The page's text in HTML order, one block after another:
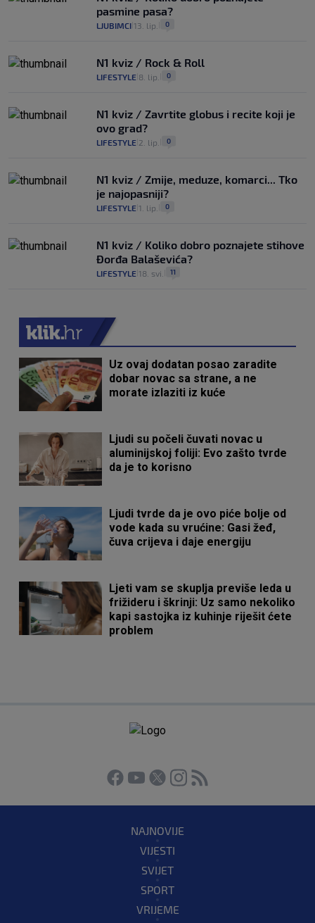
pasmine pasa?
LJUBIMCI 13. lip. 0
N1 kviz / Rock & Roll
LIFESTYLE 8. lip. 0
N1 kviz / Zavrtite globus i recite koji je
ovo grad?
LIFESTYLE 2. lip. 0
N1 kviz / Zmije, meduze, komarci... Tko
je najopasniji?
LIFESTYLE 1. lip. 0
N1 kviz / Koliko dobro poznajete stihove
Đorđa Balaševića?
LIFESTYLE 18. svi. 11
Uz ovaj dodatan posao zaradite
dobar novac sa strane, a ne
morate izlaziti iz kuće
Ljudi su počeli čuvati novac u
aluminijskoj foliji: Evo zašto tvrde
da je to korisno
Ljudi tvrde da je ovo piće bolje od
vode kada su vrućine: Gasi žeđ,
čuva crijeva i daje energiju
Ljeti vam se skuplja previše leda u
frižideru i škrinji: Uz samo nekoliko
kapi sastojka iz kuhinje riješit ćete
problem
NAJNOVIJE
VIJESTI
SVIJET
SPORT
VRIJEME